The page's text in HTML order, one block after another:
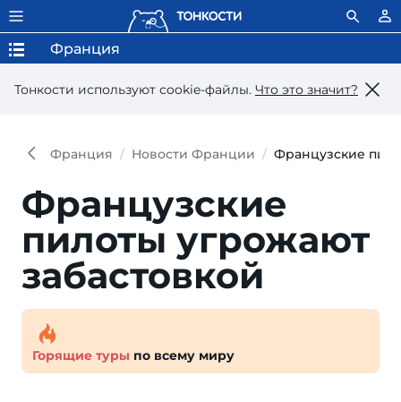
Тонкости используют сookie-файлы. Что это значит?
Франция
Франция Новости Франции Французские
Французские
пилоты угрожают
забастовкой
Горящие туры по всему миру